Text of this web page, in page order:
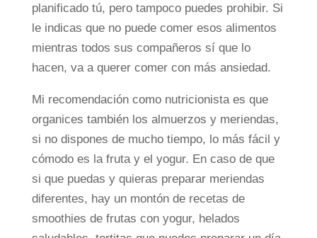
planificado tú, pero tampoco puedes prohibir. Si
le indicas que no puede comer esos alimentos
mientras todos sus compañeros sí que lo
hacen, va a querer comer con más ansiedad.
Mi recomendación como nutricionista es que
organices también los almuerzos y meriendas,
si no dispones de mucho tiempo, lo más fácil y
cómodo es la fruta y el yogur. En caso de que
si que puedas y quieras preparar meriendas
diferentes, hay un montón de recetas de
smoothies de frutas con yogur, helados